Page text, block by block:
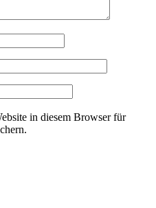
in diesem Browser für